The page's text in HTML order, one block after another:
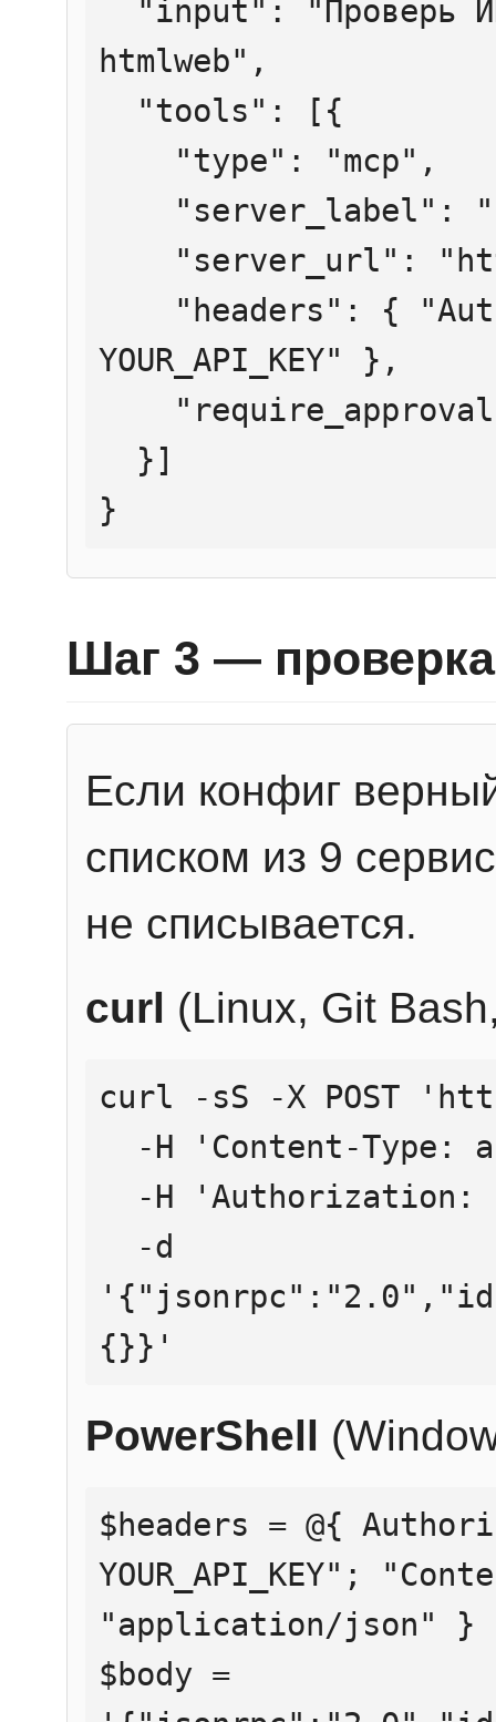
htmlweb",
YOUR_API_KEY" },
}
Шаг 3 — проверка
Если конфиг
списком из 9
не списывается.
curl (Linux, Git
curl -sS -X POST
{}}'
PowerShell
$headers = @{
YOUR_API_KEY";
"application/json" }
$body =